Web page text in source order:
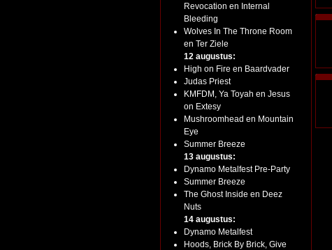
Revocation en Internal
Bleeding
Wolves In The Throne Room
en Ter Ziele
12 augustus:
High on Fire en Baardvader
Judas Priest
KMFDM, Ya Toyah en Jesus
on Extesy
Mushroomhead en Mountain
Eye
Summer Breeze
13 augustus:
Dynamo Metalfest Pre-Party
Summer Breeze
The Ghost Inside en Deez
Nuts
14 augustus:
Dynamo Metalfest
Hoods, Brick By Brick, Give